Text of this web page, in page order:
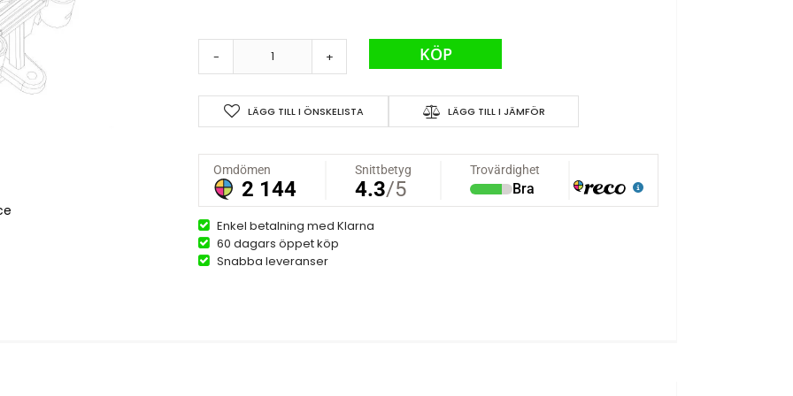
- + KÖP
LÄGG TILL I ÖNSKELISTA LÄGG TILL I JÄMFÖR
Enkel betalning med Klarna
60 dagars öppet köp
Snabba leveranser